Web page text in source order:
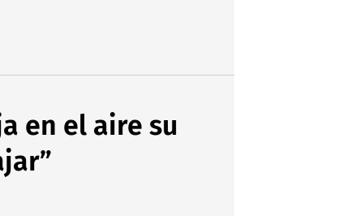
en el aire su